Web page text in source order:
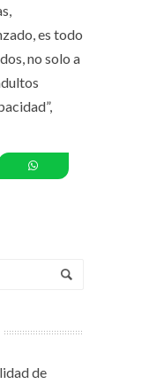
es todo
no solo a
de